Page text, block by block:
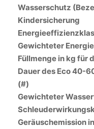
Wasserschutz
Kindersicherung
Gewichteter
Füllmenge in kg für
Dauer des Eco 40-
(#)
Gewichteter
Geräuschemission